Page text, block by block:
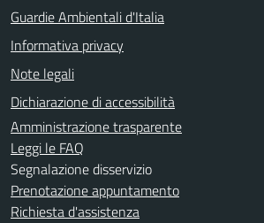
Guardie Ambientali d'Italia
Informativa privacy
Note legali
Dichiarazione di accessibilità
Amministrazione trasparente
Leggi le FAQ
Segnalazione disservizio
Prenotazione appuntamento
Richiesta d'assistenza